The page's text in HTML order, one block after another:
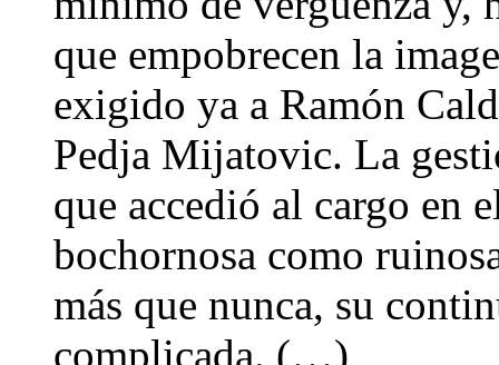
que empobrecen la
exigido ya a Ramón
Pedja Mijatovic. La
que accedió al cargo en
bochornosa como
más que nunca, su
complicada. (…)